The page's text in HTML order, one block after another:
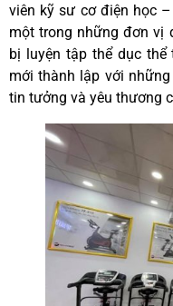
viên kỹ sư cơ điện học
một trong những đơn vị
bị luyện tập thể dục
mới thành lập với
tin tưởng và yêu thương